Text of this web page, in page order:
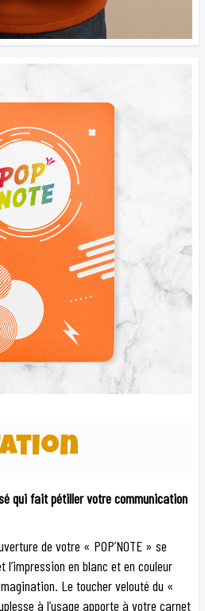
qui fait pétiller votre communication
de votre « POP’NOTE » se
l’impression en blanc et en couleur
Le toucher velouté du «
à l’usage apporte à votre carnet